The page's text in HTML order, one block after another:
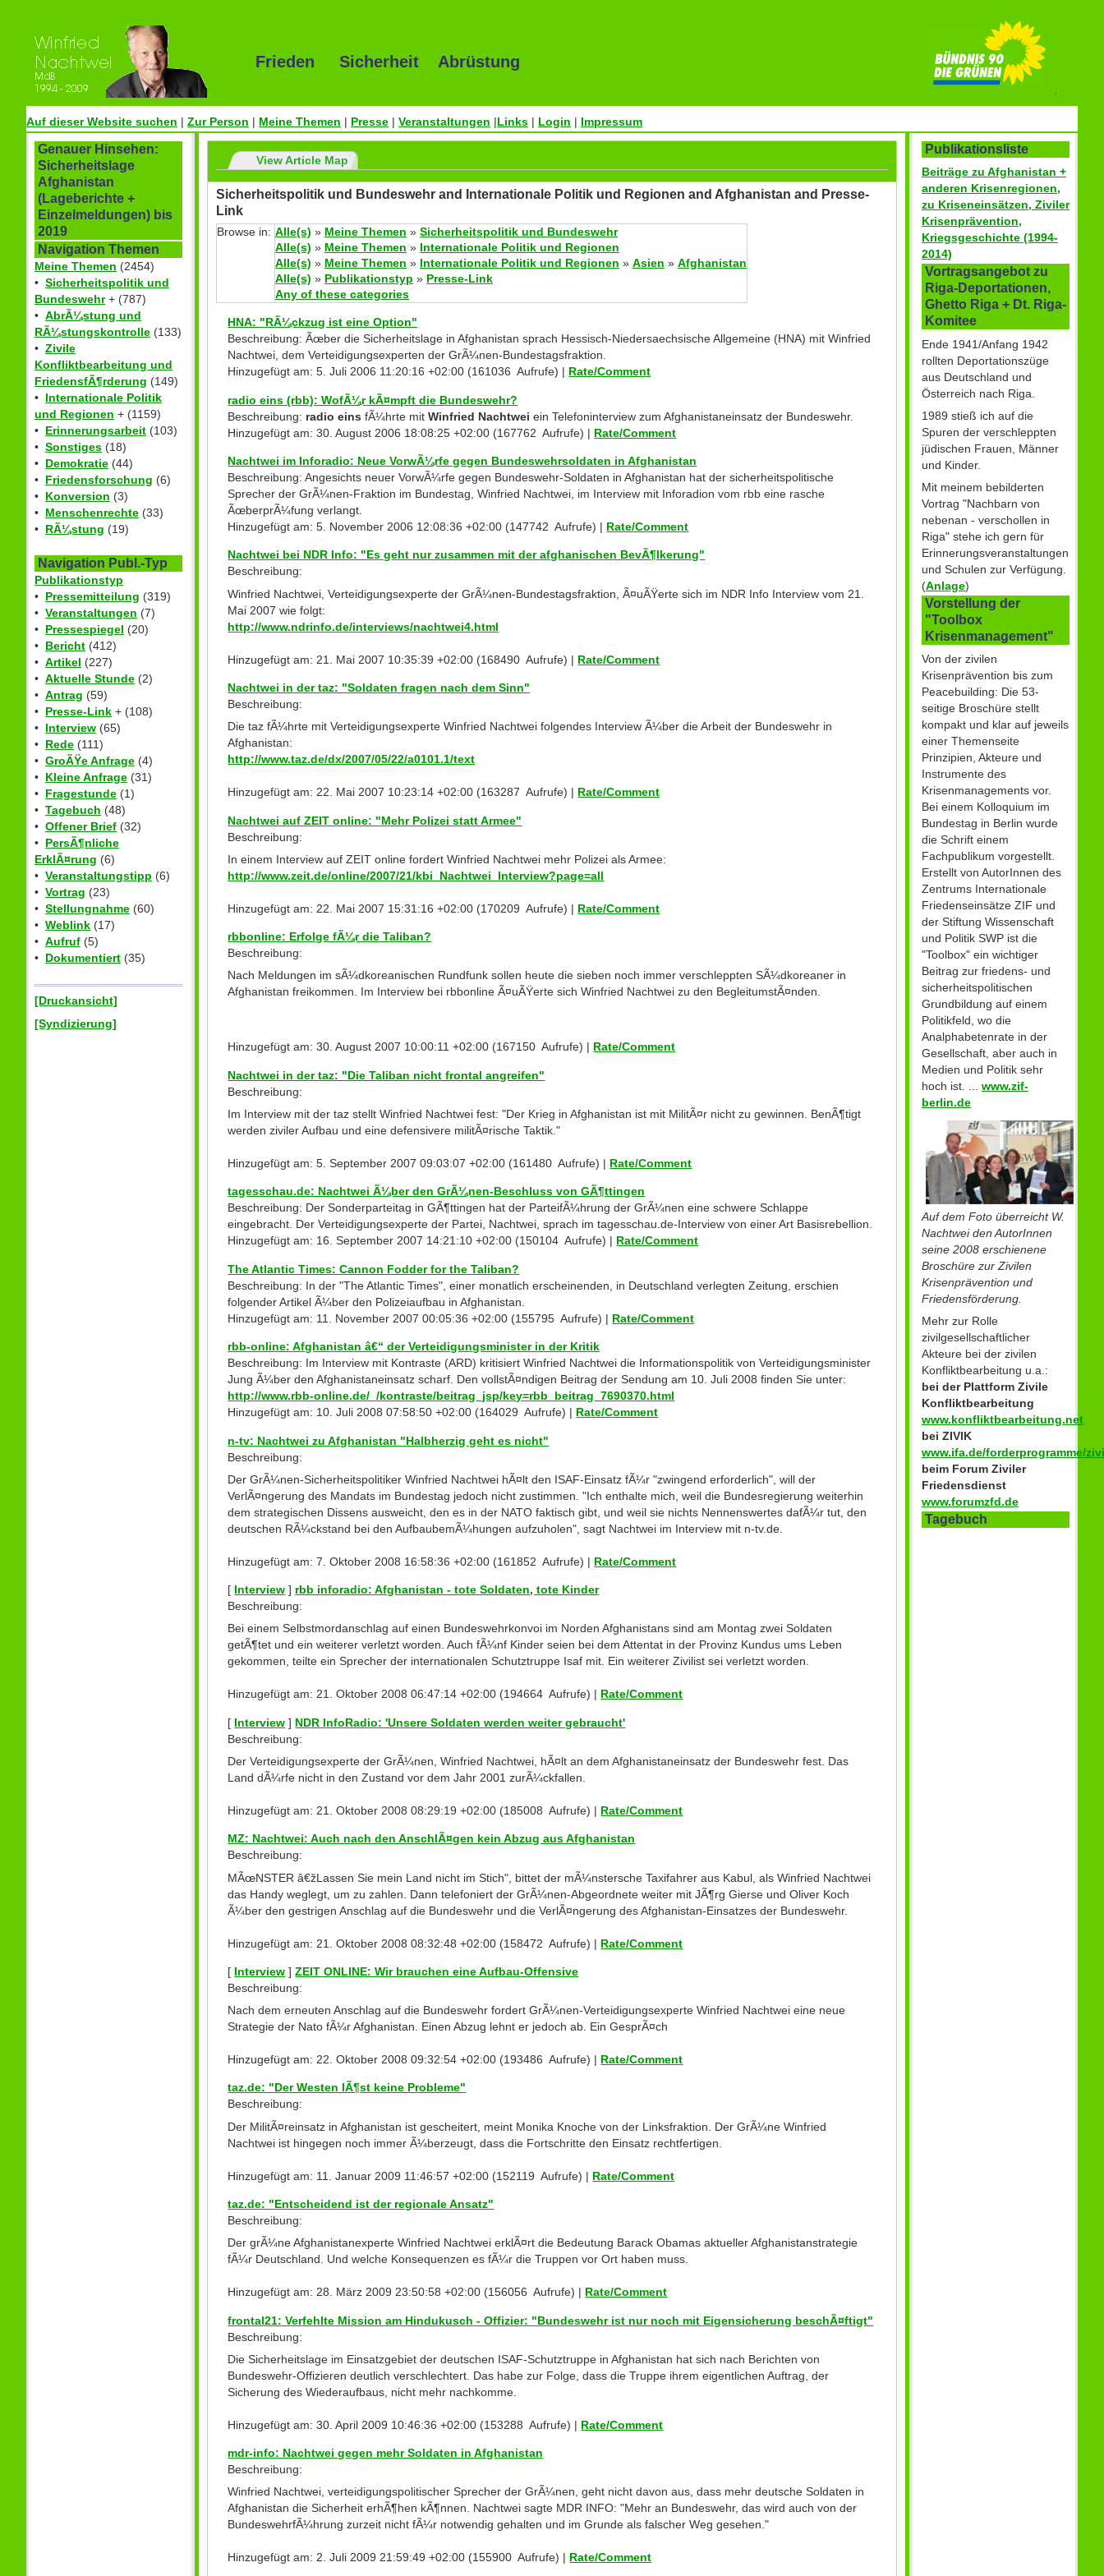
Frieden Sicherheit Abrüstung
Auf dieser Website suchen | Zur Person | Meine Themen | Presse | Veranstaltungen |Links | Login | Impressum
Genauer Hinsehen:
Sicherheitslage
Afghanistan
(Lageberichte +
Einzelmeldungen) bis
2019
Navigation Themen
Meine Themen (2454)
• Sicherheitspolitik und
Bundeswehr+ (787)
• AbrÃ¼stung und
RÃ¼stungskontrolle (133)
• Zivile
Konfliktbearbeitung und
FriedensfÃ¶rderung (149)
• Internationale Politik
und Regionen + (1159)
• Erinnerungsarbeit (103)
• Sonstiges (18)
• Demokratie (44)
• Friedensforschung (6)
• Konversion (3)
• Menschenrechte (33)
• RÃ¼stung (19)
Navigation Publ.-Typ
Publikationstyp
• Pressemitteilung (319)
• Veranstaltungen (7)
• Pressespiegel (20)
• Bericht (412)
• Artikel (227)
• Aktuelle Stunde (2)
• Antrag (59)
• Presse-Link + (108)
• Interview (65)
• Rede (111)
• GroÃŸe Anfrage (4)
• Kleine Anfrage (31)
• Fragestunde (1)
• Tagebuch (48)
• Offener Brief (32)
• PersÃ¶nliche
ErklÃ¤rung (6)
• Veranstaltungstipp (6)
• Vortrag (23)
• Stellungnahme (60)
• Weblink (17)
• Aufruf (5)
• Dokumentiert (35)
[Druckansicht]
[Syndizierung]
View Article Map
Sicherheitspolitik und Bundeswehr and Internationale Politik und Regionen and Afghanistan and Presse-
Link
Browse in: Alle(s) » Meine Themen » Sicherheitspolitik und Bundeswehr
Alle(s) » Meine Themen » Internationale Politik und Regionen
Alle(s) » Meine Themen » Internationale Politik und Regionen » Asien » Afghanistan
Alle(s) » Publikationstyp » Presse-Link
Any of these categories
HNA: "RÃ¼ckzug ist eine Option"
Beschreibung: Ãœber die Sicherheitslage in Afghanistan sprach Hessisch-Niedersaechsische Allgemeine (HNA) mit Winfried
Nachtwei, dem Verteidigungsexperten der GrÃ¼nen-Bundestagsfraktion.
Hinzugefügt am: 5. Juli 2006 11:20:16 +02:00 (161036 Aufrufe) | Rate/Comment
radio eins (rbb): WofÃ¼r kÃ¤mpft die Bundeswehr?
Beschreibung: radio eins fÃ¼hrte mitWinfried Nachtwei ein Telefoninterview zum Afghanistaneinsatz der Bundeswehr.
Hinzugefügt am: 30. August 2006 18:08:25 +02:00 (167762 Aufrufe) | Rate/Comment
Nachtwei im Inforadio: Neue VorwÃ¼rfe gegen Bundeswehrsoldaten in Afghanistan
Beschreibung: Angesichts neuer VorwÃ¼rfe gegen Bundeswehr-Soldaten in Afghanistan hat der sicherheitspolitische
Sprecher der GrÃ¼nen-Fraktion im Bundestag, Winfried Nachtwei, im Interview mit Inforadion vom rbb eine rasche
ÃœberprÃ¼fung verlangt.
Hinzugefügt am: 5. November 2006 12:08:36 +02:00 (147742 Aufrufe) | Rate/Comment
Nachtwei bei NDR Info: "Es geht nur zusammen mit der afghanischen BevÃ¶lkerung"
Beschreibung:
Winfried Nachtwei, Verteidigungsexperte der GrÃ¼nen-Bundestagsfraktion, Ã¤uÃŸerte sich im NDR Info Interview vom 21.
Mai 2007 wie folgt:
http://www.ndrinfo.de/interviews/nachtwei4.html
Hinzugefügt am: 21. Mai 2007 10:35:39 +02:00 (168490 Aufrufe) | Rate/Comment
Nachtwei in der taz: "Soldaten fragen nach dem Sinn"
Beschreibung:
Die taz fÃ¼hrte mit Verteidigungsexperte Winfried Nachtwei folgendes Interview Ã¼ber die Arbeit der Bundeswehr in
Afghanistan:
http://www.taz.de/dx/2007/05/22/a0101.1/text
Hinzugefügt am: 22. Mai 2007 10:23:14 +02:00 (163287 Aufrufe) | Rate/Comment
Nachtwei auf ZEIT online: "Mehr Polizei statt Armee"
Beschreibung:
In einem Interview auf ZEIT online fordert Winfried Nachtwei mehr Polizei als Armee:
http://www.zeit.de/online/2007/21/kbi_Nachtwei_Interview?page=all
Hinzugefügt am: 22. Mai 2007 15:31:16 +02:00 (170209 Aufrufe) | Rate/Comment
rbbonline: Erfolge fÃ¼r die Taliban?
Beschreibung:
Nach Meldungen im sÃ¼dkoreanischen Rundfunk sollen heute die sieben noch immer verschleppten SÃ¼dkoreaner in
Afghanistan freikommen. Im Interview bei rbbonline Ã¤uÃŸerte sich Winfried Nachtwei zu den BegleitumstÃ¤nden.
Hinzugefügt am: 30. August 2007 10:00:11 +02:00 (167150 Aufrufe) | Rate/Comment
Nachtwei in der taz: "Die Taliban nicht frontal angreifen"
Beschreibung:
Im Interview mit der taz stellt Winfried Nachtwei fest: "Der Krieg in Afghanistan ist mit MilitÃ¤r nicht zu gewinnen. BenÃ¶tigt
werden ziviler Aufbau und eine defensivere militÃ¤rische Taktik."
Hinzugefügt am: 5. September 2007 09:03:07 +02:00 (161480 Aufrufe) | Rate/Comment
tagesschau.de: Nachtwei Ã¼ber den GrÃ¼nen-Beschluss von GÃ¶ttingen
Beschreibung: Der Sonderparteitag in GÃ¶ttingen hat der ParteifÃ¼hrung der GrÃ¼nen eine schwere Schlappe
eingebracht. Der Verteidigungsexperte der Partei, Nachtwei, sprach im tagesschau.de-Interview von einer Art Basisrebellion.
Hinzugefügt am: 16. September 2007 14:21:10 +02:00 (150104 Aufrufe) | Rate/Comment
The Atlantic Times: Cannon Fodder for the Taliban?
Beschreibung: In der "The Atlantic Times", einer monatlich erscheinenden, in Deutschland verlegten Zeitung, erschien
folgender Artikel Ã¼ber den Polizeiaufbau in Afghanistan.
Hinzugefügt am: 11. November 2007 00:05:36 +02:00 (155795 Aufrufe) | Rate/Comment
rbb-online: Afghanistan â€“ der Verteidigungsminister in der Kritik
Beschreibung: Im Interview mit Kontraste (ARD) kritisiert Winfried Nachtwei die Informationspolitik von Verteidigungsminister
Jung Ã¼ber den Afghanistaneinsatz scharf. Den vollstÃ¤ndigen Beitrag der Sendung am 10. Juli 2008 finden Sie unter:
http://www.rbb-online.de/_/kontraste/beitrag_jsp/key=rbb_beitrag_7690370.html
Hinzugefügt am: 10. Juli 2008 07:58:50 +02:00 (164029 Aufrufe) | Rate/Comment
n-tv: Nachtwei zu Afghanistan "Halbherzig geht es nicht"
Beschreibung:
Der GrÃ¼nen-Sicherheitspolitiker Winfried Nachtwei hÃ¤lt den ISAF-Einsatz fÃ¼r "zwingend erforderlich", will der
VerlÃ¤ngerung des Mandats im Bundestag jedoch nicht zustimmen. "Ich enthalte mich, weil die Bundesregierung weiterhin
dem strategischen Dissens ausweicht, den es in der NATO faktisch gibt, und weil sie nichts Nennenswertes dafÃ¼r tut, den
deutschen RÃ¼ckstand bei den AufbaubemÃ¼hungen aufzuholen", sagt Nachtwei im Interview mit n-tv.de.
Hinzugefügt am: 7. Oktober 2008 16:58:36 +02:00 (161852 Aufrufe) | Rate/Comment
[ Interview ] rbb inforadio: Afghanistan - tote Soldaten, tote Kinder
Beschreibung:
Bei einem Selbstmordanschlag auf einen Bundeswehrkonvoi im Norden Afghanistans sind am Montag zwei Soldaten
getÃ¶tet und ein weiterer verletzt worden. Auch fÃ¼nf Kinder seien bei dem Attentat in der Provinz Kundus ums Leben
gekommen, teilte ein Sprecher der internationalen Schutztruppe Isaf mit. Ein weiterer Zivilist sei verletzt worden.
Hinzugefügt am: 21. Oktober 2008 06:47:14 +02:00 (194664 Aufrufe) | Rate/Comment
[ Interview ] NDR InfoRadio: 'Unsere Soldaten werden weiter gebraucht'
Beschreibung:
Der Verteidigungsexperte der GrÃ¼nen, Winfried Nachtwei, hÃ¤lt an dem Afghanistaneinsatz der Bundeswehr fest. Das
Land dÃ¼rfe nicht in den Zustand vor dem Jahr 2001 zurÃ¼ckfallen.
Hinzugefügt am: 21. Oktober 2008 08:29:19 +02:00 (185008 Aufrufe) | Rate/Comment
MZ: Nachtwei: Auch nach den AnschlÃ¤gen kein Abzug aus Afghanistan
Beschreibung:
MÃœNSTER â€žLassen Sie mein Land nicht im Stich", bittet der mÃ¼nstersche Taxifahrer aus Kabul, als Winfried Nachtwei
das Handy weglegt, um zu zahlen. Dann telefoniert der GrÃ¼nen-Abgeordnete weiter mit JÃ¶rg Gierse und Oliver Koch
Ã¼ber den gestrigen Anschlag auf die Bundeswehr und die VerlÃ¤ngerung des Afghanistan-Einsatzes der Bundeswehr.
Hinzugefügt am: 21. Oktober 2008 08:32:48 +02:00 (158472 Aufrufe) | Rate/Comment
[ Interview ]ZEIT ONLINE: Wir brauchen eine Aufbau-Offensive
Beschreibung:
Nach dem erneuten Anschlag auf die Bundeswehr fordert GrÃ¼nen-Verteidigungsexperte Winfried Nachtwei eine neue
Strategie der Nato fÃ¼r Afghanistan. Einen Abzug lehnt er jedoch ab. Ein GesprÃ¤ch
Hinzugefügt am: 22. Oktober 2008 09:32:54 +02:00 (193486 Aufrufe) | Rate/Comment
taz.de: "Der Westen lÃ¶st keine Probleme"
Beschreibung:
Der MilitÃ¤reinsatz in Afghanistan ist gescheitert, meint Monika Knoche von der Linksfraktion. Der GrÃ¼ne Winfried
Nachtwei ist hingegen noch immer Ã¼berzeugt, dass die Fortschritte den Einsatz rechtfertigen.
Hinzugefügt am: 11. Januar 2009 11:46:57 +02:00 (152119 Aufrufe) | Rate/Comment
taz.de: "Entscheidend ist der regionale Ansatz"
Beschreibung:
Der grÃ¼ne Afghanistanexperte Winfried Nachtwei erklÃ¤rt die Bedeutung Barack Obamas aktueller Afghanistanstrategie
fÃ¼r Deutschland. Und welche Konsequenzen es fÃ¼r die Truppen vor Ort haben muss.
Hinzugefügt am: 28. März 2009 23:50:58 +02:00 (156056 Aufrufe) | Rate/Comment
frontal21: Verfehlte Mission am Hindukusch - Offizier: "Bundeswehr ist nur noch mit Eigensicherung beschÃ¤ftigt"
Beschreibung:
Die Sicherheitslage im Einsatzgebiet der deutschen ISAF-Schutztruppe in Afghanistan hat sich nach Berichten von
Bundeswehr-Offizieren deutlich verschlechtert. Das habe zur Folge, dass die Truppe ihrem eigentlichen Auftrag, der
Sicherung des Wiederaufbaus, nicht mehr nachkomme.
Hinzugefügt am: 30. April 2009 10:46:36 +02:00 (153288 Aufrufe) | Rate/Comment
mdr-info: Nachtwei gegen mehr Soldaten in Afghanistan
Beschreibung:
Winfried Nachtwei, verteidigungspolitischer Sprecher der GrÃ¼nen, geht nicht davon aus, dass mehr deutsche Soldaten in
Afghanistan die Sicherheit erhÃ¶hen kÃ¶nnen. Nachtwei sagte MDR INFO: "Mehr an Bundeswehr, das wird auch von der
BundeswehrfÃ¼hrung zurzeit nicht fÃ¼r notwendig gehalten und im Grunde als falscher Weg gesehen."
Hinzugefügt am: 2. Juli 2009 21:59:49 +02:00 (155900 Aufrufe) | Rate/Comment
Publikationsliste
Beiträge zu Afghanistan +
anderen Krisenregionen,
zu Kriseneinsätzen, Ziviler
Krisenprävention,
Kriegsgeschichte (1994-
2014)
Vortragsangebot zu
Riga-Deportationen,
Ghetto Riga + Dt. Riga-
Komitee
Ende 1941/Anfang 1942
rollten Deportationszüge
aus Deutschland und
Österreich nach Riga.
1989 stieß ich auf die
Spuren der verschleppten
jüdischen Frauen, Männer
und Kinder.
Mit meinem bebilderten
Vortrag "Nachbarn von
nebenan - verschollen in
Riga" stehe ich gern für
Erinnerungsveranstaltungen
und Schulen zur Verfügung.
(Anlage)
Vorstellung der
"Toolbox
Krisenmanagement"
Von der zivilen
Krisenprävention bis zum
Peacebuilding: Die 53-
seitige Broschüre stellt
kompakt und klar auf jeweils
einer Themenseite
Prinzipien, Akteure und
Instrumente des
Krisenmanagements vor.
Bei einem Kolloquium im
Bundestag in Berlin wurde
die Schrift einem
Fachpublikum vorgestellt.
Erstellt von AutorInnen des
Zentrums Internationale
Friedenseinsätze ZIF und
der Stiftung Wissenschaft
und Politik SWP ist die
"Toolbox" ein wichtiger
Beitrag zur friedens- und
sicherheitspolitischen
Grundbildung auf einem
Politikfeld, wo die
Analphabetenrate in der
Gesellschaft, aber auch in
Medien und Politik sehr
hoch ist. ... www.zif-
berlin.de
Auf dem Foto überreicht W.
Nachtwei den AutorInnen
seine 2008 erschienene
Broschüre zur Zivilen
Krisenprävention und
Friedensförderung.
Mehr zur Rolle
zivilgesellschaftlicher
Akteure bei der zivilen
Konfliktbearbeitung u.a.:
bei der Plattform Zivile
Konfliktbearbeitung
www.konfliktbearbeitung.net
bei ZIVIK
www.ifa.de/forderprogramme/
beim Forum Ziviler
Friedensdienst
www.forumzfd.de
Tagebuch